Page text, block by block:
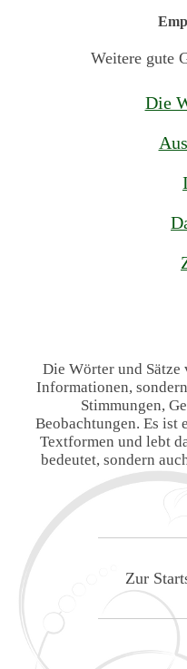
Weitere gute
Die
Die Wörter und
Informationen,
Stimmungen,
Beobachtungen. Es ist
Textformen und lebt
bedeutet, sondern
Zur